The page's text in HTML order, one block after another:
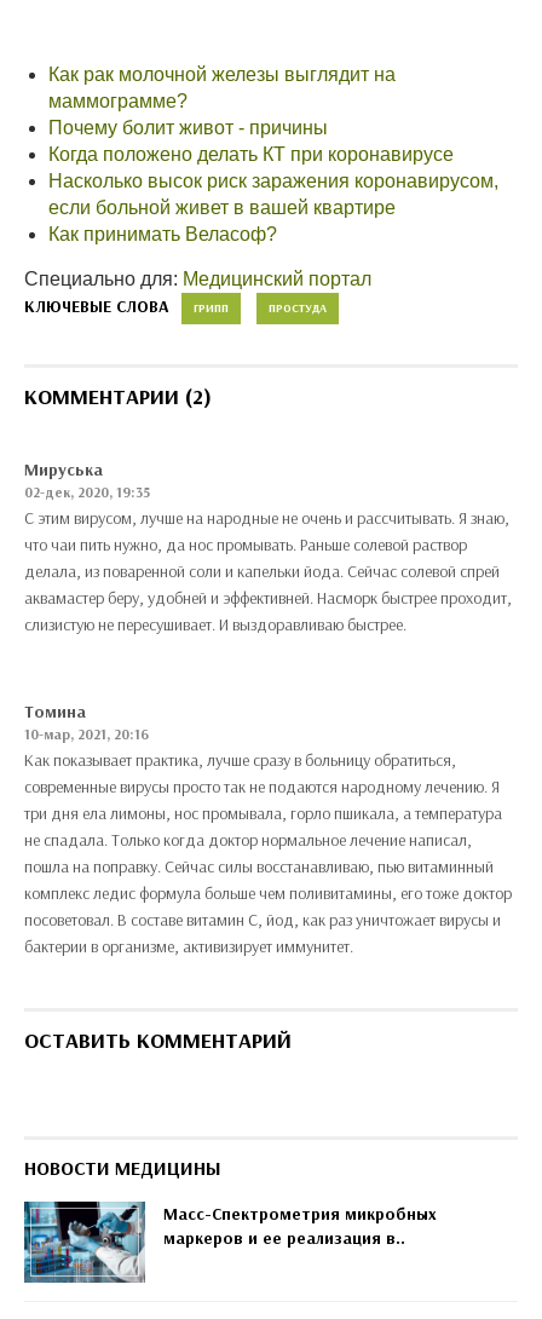
Как рак молочной железы выглядит на
маммограмме?
Почему болит живот - причины
Когда положено делать КТ при коронавирусе
Насколько высок риск заражения коронавирусом,
если больной живет в вашей квартире
Как принимать Веласоф?
Специально для: Медицинский портал
КЛЮЧЕВЫЕ СЛОВА ГРИПП ПРОСТУДА
КОММЕНТАРИИ (2)
Мируська
02-дек, 2020, 19:35
С этим вирусом, лучше на народные не очень и рассчитывать. Я знаю,
что чаи пить нужно, да нос промывать. Раньше солевой раствор
делала, из поваренной соли и капельки йода. Сейчас солевой спрей
аквамастер беру, удобней и эффективней. Насморк быстрее проходит,
слизистую не пересушивает. И выздоравливаю быстрее.
Томина
10-мар, 2021, 20:16
Как показывает практика, лучше сразу в больницу обратиться,
современные вирусы просто так не подаются народному лечению. Я
три дня ела лимоны, нос промывала, горло пшикала, а температура
не спадала. Только когда доктор нормальное лечение написал,
пошла на поправку. Сейчас силы восстанавливаю, пью витаминный
комплекс ледис формула больше чем поливитамины, его тоже доктор
посоветовал. В составе витамин С, йод, как раз уничтожает вирусы и
бактерии в организме, активизирует иммунитет.
ОСТАВИТЬ КОММЕНТАРИЙ
НОВОСТИ МЕДИЦИНЫ
Масс-Спектрометрия микробных
маркеров и ее реализация в..